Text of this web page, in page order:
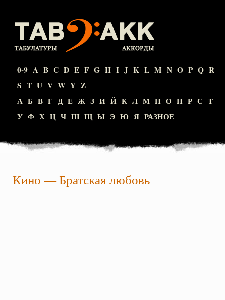
0-9 A B C D E F G H I J K L M N O P Q R
S T U V W Y Z
А Б В Г Д Е Ж З И Й К Л М Н О П Р С Т
У Ф Х Ц Ч Ш Щ Ы Э Ю Я РАЗНОЕ
Кино —Братская любовь